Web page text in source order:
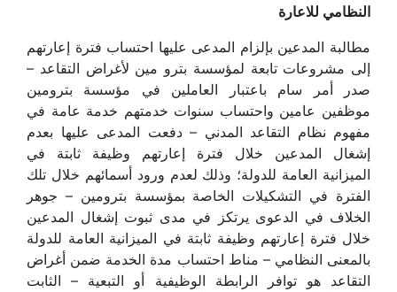
النظامي للاعارة
مطالبة المدعين بإلزام المدعى عليها احتساب فترة إعارتهم
إلى مشروعات تابعة لمؤسسة بترو مين لأغراض التقاعد –
صدر أمر سام باعتبار العاملين في مؤسسة بترومين
موظفين عامين واحتساب سنوات خدمتهم خدمة عامة في
مفهوم نظام التقاعد المدني – دفعت المدعى عليها بعدم
إشغال المدعين خلال فترة إعارتهم وظيفة ثابتة في
الميزانية العامة للدولة؛ وذلك لعدم ورود أسمائهم خلال تلك
الفترة في التشكيلات الخاصة بمؤسسة بترومين – جوهر
الخلاف في الدعوى يرتكز في مدى ثبوت إشغال المدعين
خلال فترة إعارتهم وظيفة ثابتة في الميزانية العامة للدولة
بالمعنى النظامي – مناط احتساب مدة الخدمة ضمن أغراض
التقاعد هو توافر الرابطة الوظيفية أو التبعية – الثابت